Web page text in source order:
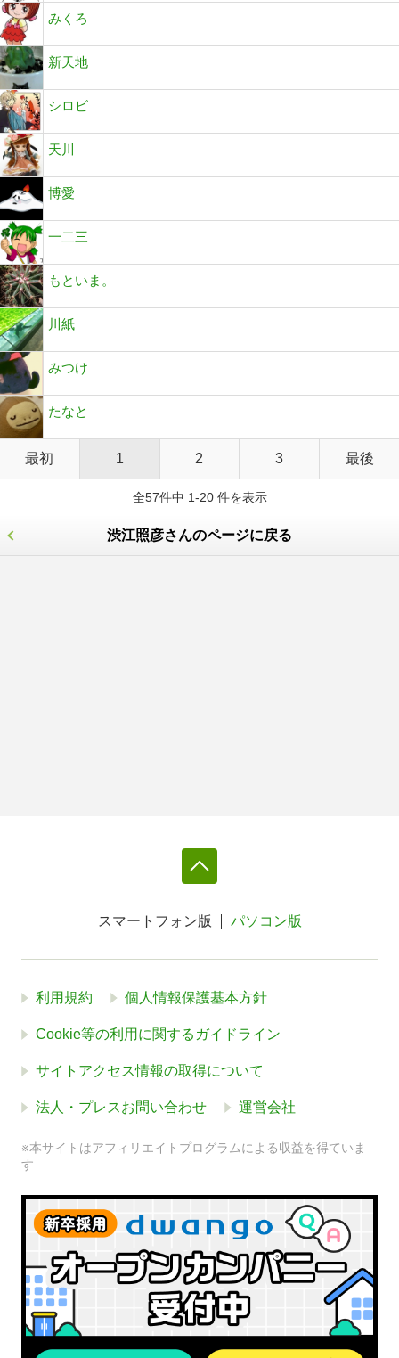
みくろ
新天地
シロビ
天川
博愛
一二三
もといま。
川紙
みつけ
たなと
最初 1 2 3 最後
全57件中 1-20 件を表示
渋江照彦さんのページに戻る
スマートフォン版 パソコン版
利用規約 個人情報保護基本方針
Cookie等の利用に関するガイドライン
サイトアクセス情報の取得について
法人・プレスお問い合わせ 運営会社
※本サイトはアフィリエイトプログラムによる収益を得ていま
す